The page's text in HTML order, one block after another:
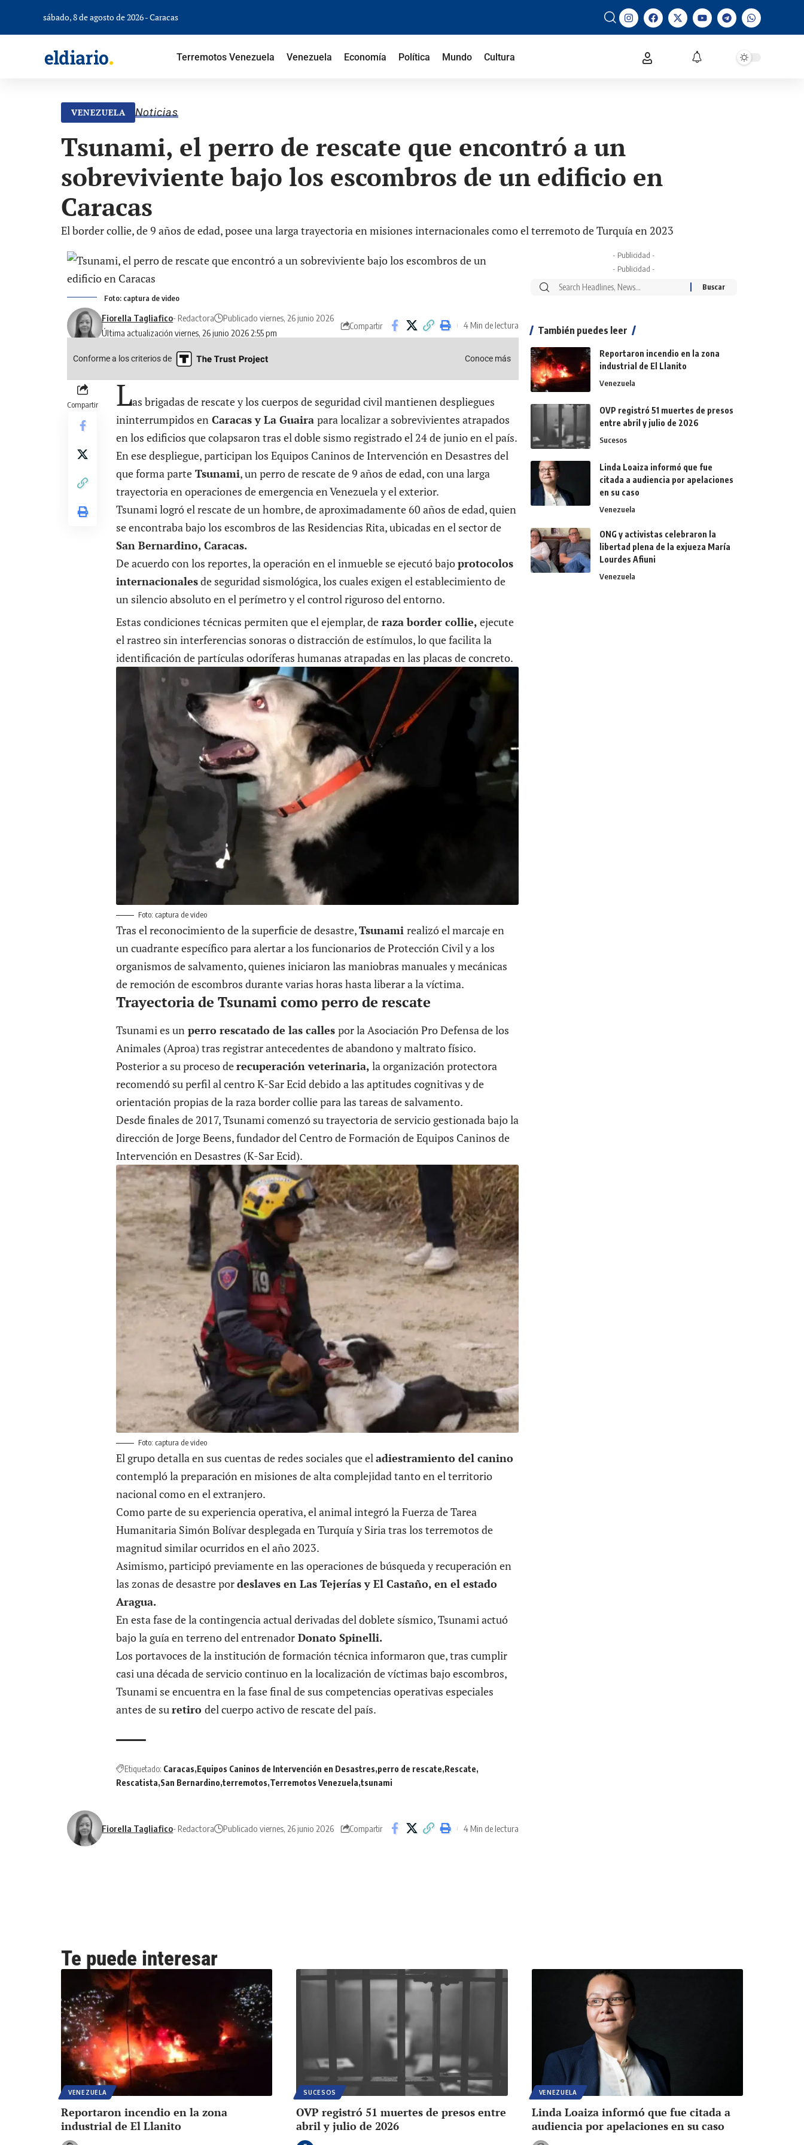
sábado, 8 de agosto de 2026 - Caracas
Terremotos Venezuela Venezuela Economía Política Mundo Cultura
VENEZUELA Noticias
Tsunami, el perro de rescate que encontró a un
sobreviviente bajo los escombros de un edificio en
Caracas
El border collie, de 9 años de edad, posee una larga trayectoria en misiones internacionales como el terremoto de Turquía en 2023
Foto: captura de video
Última actualización viernes, 26 junio 2026 2:55 pm
Fiorella Tagliafico- Redactora Publicado viernes, 26 junio 2026
Compartir 4 Min de lectura
Conforme a los criterios de Conoce más
Compartir Las brigadas de rescate y los cuerpos de seguridad civil mantienen despliegues
ininterrumpidos en Caracas y La Guaira para localizar a sobrevivientes atrapados
en los edificios que colapsaron tras eldoble sismo registrado el 24 de junio en el país.
En ese despliegue, participan los Equipos Caninos de Intervención en Desastres del
que forma parte Tsunami, un perro de rescate de 9 años de edad, con una larga
trayectoria en operaciones de emergencia en Venezuela y el exterior.
Tsunami logró el rescate de un hombre, de aproximadamente 60 años de edad, quien
se encontraba bajo los escombros de las Residencias Rita, ubicadas en el sector de
San Bernardino, Caracas.
De acuerdo con los reportes, la operación en el inmueble se ejecutó bajoprotocolos
internacionalesde seguridad sismológica, los cuales exigen el establecimiento de
un silencio absoluto en el perímetro y el control riguroso del entorno.
Estas condiciones técnicas permiten que el ejemplar, de raza border collie, ejecute
el rastreo sin interferencias sonoras o distracción de estímulos, lo que facilita la
identificación de partículas odoríferas humanas atrapadas en las placas de concreto.
Foto: captura de video
Tras el reconocimiento de la superficie de desastre,Tsunami realizó el marcaje en
un cuadrante específico para alertar a los funcionarios de Protección Civil y a los
organismos de salvamento, quienes iniciaron las maniobras manuales y mecánicas
de remoción de escombros durante varias horas hasta liberar a la víctima.
Trayectoria de Tsunami como perro de rescate
Tsunami es un perro rescatado de las calles por la Asociación Pro Defensa de los
Animales (Aproa) tras registrar antecedentes de abandono y maltrato físico.
Posterior a su proceso derecuperación veterinaria, la organización protectora
recomendó su perfil al centro K-Sar Ecid debido a las aptitudes cognitivas y de
orientación propias de la raza border collie para las tareas de salvamento.
Desde finales de 2017, Tsunami comenzó su trayectoria de servicio gestionada bajo la
dirección de Jorge Beens, fundador del Centro de Formación de Equipos Caninos de
Intervención en Desastres (K-Sar Ecid).
Foto: captura de video
El grupo detalla en sus cuentas de redes sociales que eladiestramiento del canino
contempló la preparación en misiones de alta complejidad tanto en el territorio
nacional como en el extranjero.
Como parte de su experiencia operativa, el animal integró la Fuerza de Tarea
Humanitaria Simón Bolívar desplegada en Turquía y Siria tras los terremotos de
magnitud similar ocurridos en el año 2023.
Asimismo, participó previamente en las operaciones de búsqueda y recuperación en
las zonas de desastre pordeslaves en Las Tejerías y El Castaño, en el estado
Aragua.
En esta fase de la contingencia actual derivadas del doblete sísmico, Tsunami actuó
bajo la guía en terreno del entrenador Donato Spinelli.
Los portavoces de la institución de formación técnica informaron que, tras cumplir
casi una década de servicio continuo en la localización de víctimas bajo escombros,
Tsunami se encuentra en la fase final de sus competencias operativas especiales
antes de suretiro del cuerpo activo de rescate del país.
Etiquetado: Caracas Equipos Caninos de Intervención en Desastres perro de rescate Rescate
Rescatista San Bernardino terremotos Terremotos Venezuela tsunami
Fiorella Tagliafico- Redactora Publicado viernes, 26 junio 2026 Compartir 4 Min de lectura
- Publicidad -
- Publicidad -
También puedes leer
Reportaron incendio en la zona
industrial de El Llanito
Venezuela
OVP registró 51 muertes de presos
entre abril y julio de 2026
Sucesos
Linda Loaiza informó que fue
citada a audiencia por apelaciones
en su caso
Venezuela
ONG y activistas celebraron la
libertad plena de la exjueza María
Lourdes Afiuni
Venezuela
Te puede interesar
VENEZUELA
Reportaron incendio en la zona
industrial de El Llanito
SUCESOS
OVP registró 51 muertes de presos entre
abril y julio de 2026
VENEZUELA
Linda Loaiza informó que fue citada a
audiencia por apelaciones en su caso